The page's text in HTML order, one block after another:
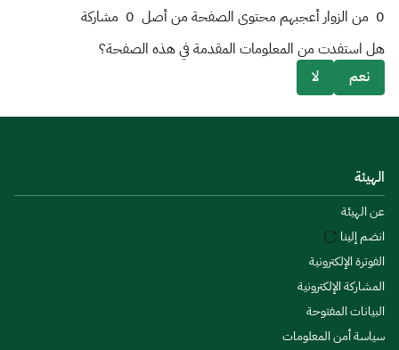
0 من الزوار أعجبهم محتوى الصفحة من أصل 0 مشاركة
هل استفدت من المعلومات المقدمة في هذه الصفحة؟
نعم
لا
الهيئة
عن الهيئة
انضم إلينا
الفوترة الإلكترونية
المشاركة الإلكترونية
البيانات المفتوحة
سياسة أمن المعلومات